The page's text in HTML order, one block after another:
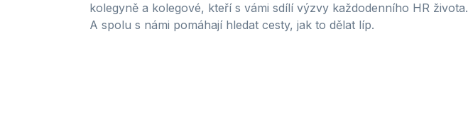
kolegyně a kolegové, kteří s vámi sdílí výzvy každodenního HR života.
A spolu s námi pomáhají hledat cesty, jak to dělat líp.